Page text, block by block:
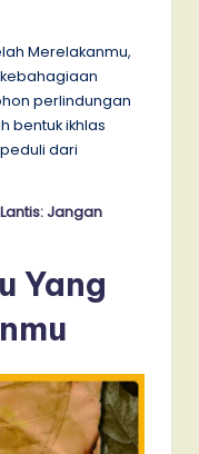
Merelakanmu,
perlindungan
bentuk ikhlas
dari
Jangan
Yang